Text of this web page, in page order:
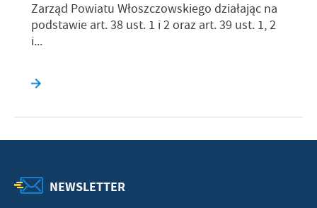
Zarząd Powiatu Włoszczowskiego działając na
podstawie art. 38 ust. 1 i 2 oraz art. 39 ust. 1, 2
i...
NEWSLETTER